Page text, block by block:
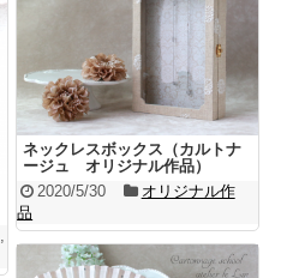
,
ネックレスボックス（カルトナ
ージュ オリジナル作品）
2020/5/30
オリジナル作
品